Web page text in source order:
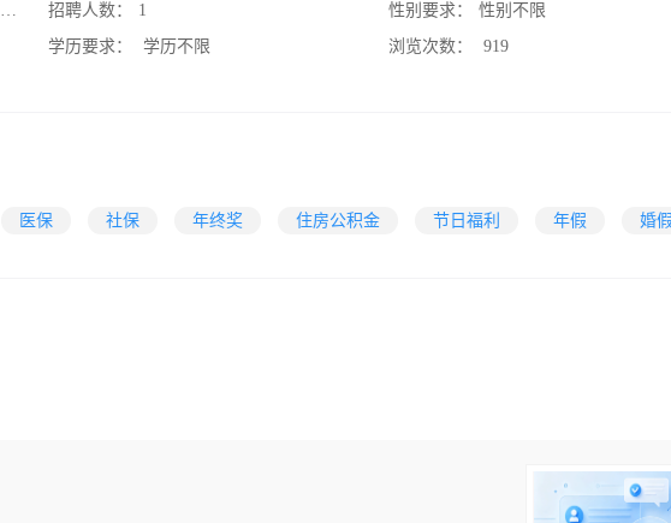
招聘人数：
1
学历要求：
学历不限
性别要求：
性别不限
浏览次数：
919
医保 社保 年终奖 住房公积金 节日福利 年假 婚假